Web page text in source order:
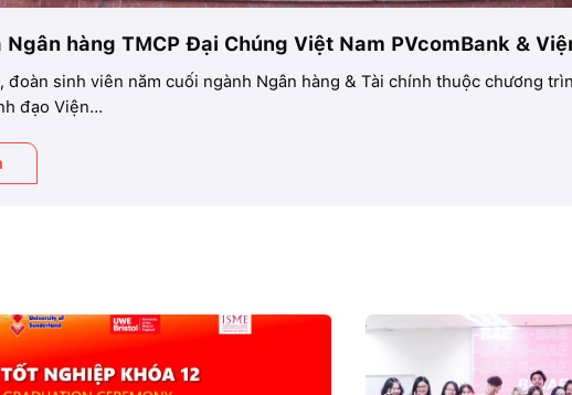
Ngân hàng TMCP Đại Chúng Việt Nam PVcomBank &
đoàn sinh viên năm cuối ngành Ngân hàng & Tài chính thuộc chương
đạo Viện...